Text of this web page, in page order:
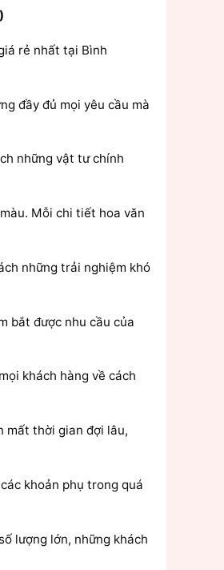
rẻ nhất tại Bình
đầy đủ mọi yêu cầu mà
những vật tư chính
Mỗi chi tiết hoa văn
những trải nghiệm khó
bắt được nhu cầu của
khách hàng về cách
mất thời gian đợi lâu,
khoản phụ trong quá
lượng lớn, những khách